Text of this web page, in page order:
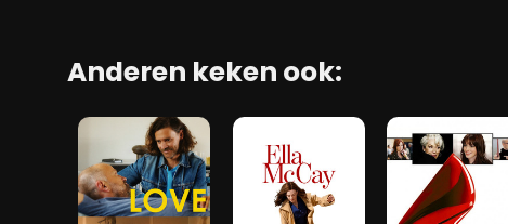
Anderen keken ook: